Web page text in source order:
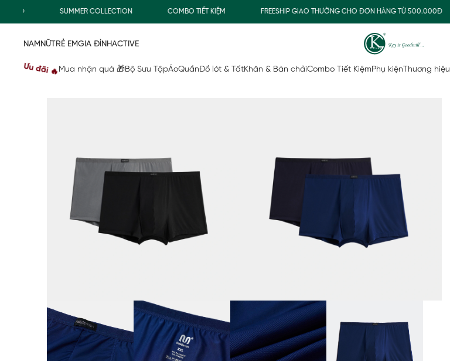
SUMMER COLLECTION COMBO TIẾT KIỆM FREESHIP GIAO THƯỜNG CHO ĐƠN HÀNG TỪ 500.000Đ
NAMNỮTRẺ EMGIA ĐÌNHACTIVE
Ưu đãi 🔥 Mua nhận quà 🎁Bộ Sưu TậpÁoQuầnĐồ lót & TấtKhăn & Bàn chảiCombo Tiết KiệmPhụ kiện Thương hiệu